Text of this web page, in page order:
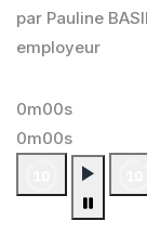
par Pauline
employeur
0m00s
0m00s